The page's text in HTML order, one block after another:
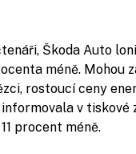
Škoda Auto
méně.
rostoucí ceny
v tiskové
procent méně.